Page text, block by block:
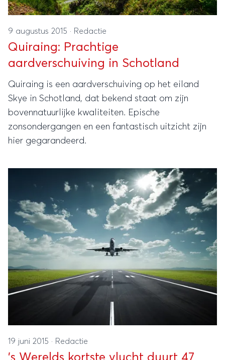
9 augustus 2015 · Redactie
Quiraing: Prachtige
aardverschuiving in Schotland
Quiraing is een aardverschuiving op het eiland
Skye in Schotland, dat bekend staat om zijn
bovennatuurlijke kwaliteiten. Epische
zonsondergangen en een fantastisch uitzicht zijn
hier gegarandeerd.
19 juni 2015 · Redactie
's Werelds kortste vlucht duurt 47